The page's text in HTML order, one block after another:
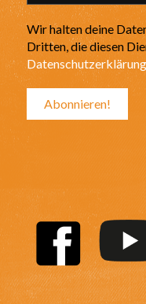
Wir halten deine
Dritten, die diesen
Datenschutzerklärung.